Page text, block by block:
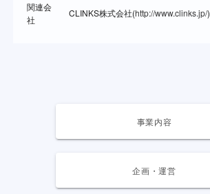
関連会
社
CLINKS株式会社(http://www.clinks.jp/)
事業内容
企画・運営